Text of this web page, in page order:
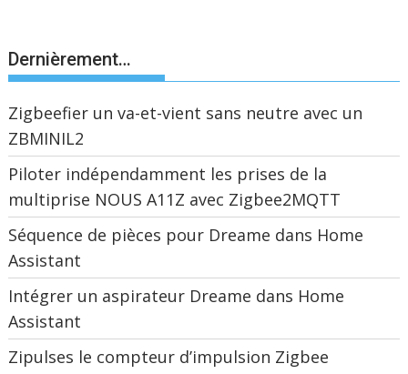
Dernièrement…
Zigbeefier un va-et-vient sans neutre avec un
ZBMINIL2
Piloter indépendamment les prises de la
multiprise NOUS A11Z avec Zigbee2MQTT
Séquence de pièces pour Dreame dans Home
Assistant
Intégrer un aspirateur Dreame dans Home
Assistant
Zipulses le compteur d’impulsion Zigbee